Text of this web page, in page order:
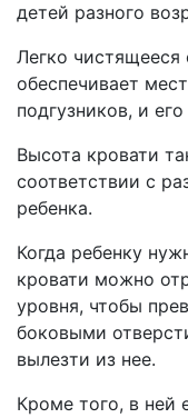
детей разного
Легко чистящееся
обеспечивает
подгузников, и
Высота кровати
соответствии с
ребенка.
Когда ребенку
кровати можно
уровня, чтобы
боковыми
вылезти из нее.
Кроме того, в ней